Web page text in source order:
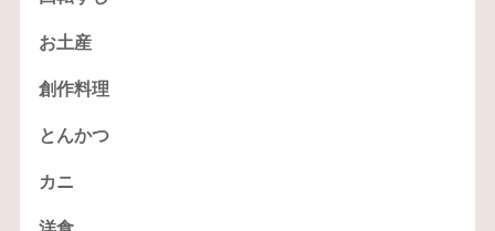
お土産
創作料理
とんかつ
カニ